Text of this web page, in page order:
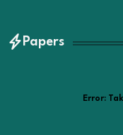
Papers
Error: